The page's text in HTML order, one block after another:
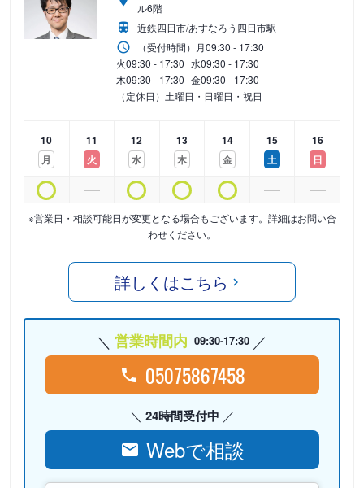
ル6階
近鉄四日市/あすなろう四日市駅
（受付時間） 月09:30 - 17:30
火09:30 - 17:30 水09:30 - 17:30
木09:30 - 17:30 金09:30 - 17:30
（定休日）土曜日・日曜日・祝日
10
月
11
火
12
水
13
木
14
金
15
土
16
日
※営業日・相談可能日が変更となる場合もございます。詳細はお問い合
わせください。
詳しくはこちら
営業時間内 09:30-17:30
05075867458
24時間受付中
Webで相談